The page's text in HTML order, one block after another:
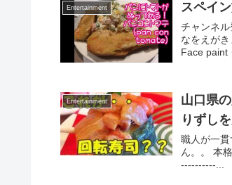
Entertainment スペイ
チャンネ
なをえが
Face paint
Entertainment
山口県
りずし
職人が一
ん。。 本
----------...